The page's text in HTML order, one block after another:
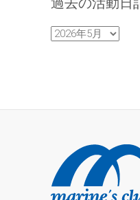
過
日